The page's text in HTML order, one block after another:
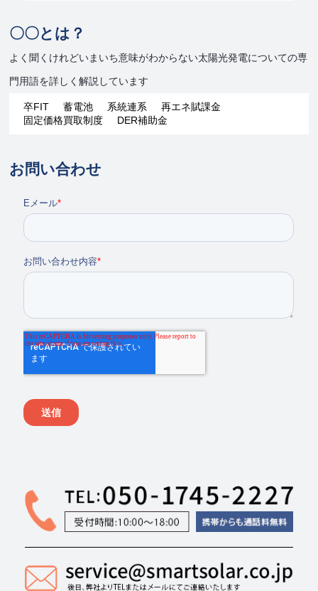
〇〇とは？
よく聞くけれどいまいち意味がわからない太陽光発電についての専
門用語を詳しく解説しています
卒FIT 蓄電池 系統連系
再エネ賦課金
固定価格買取制度
DER補助金
お問い合わせ